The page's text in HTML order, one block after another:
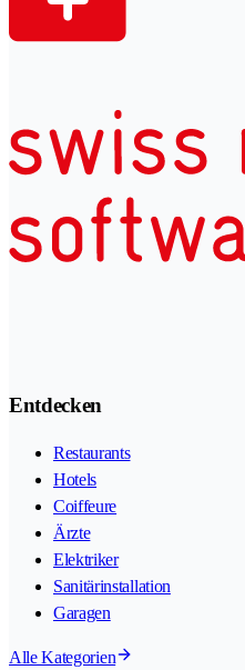
Entdecken
Restaurants
Hotels
Coiffeure
Ärzte
Elektriker
Sanitärinstallation
Garagen
Alle Kategorien